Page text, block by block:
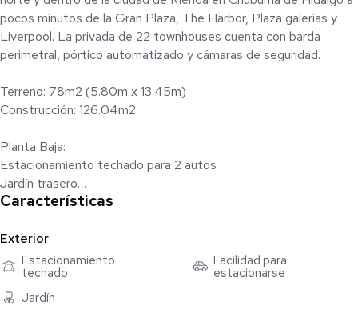
pocos minutos de la Gran Plaza, The Harbor, Plaza galerías y
Liverpool. La privada de 22 townhouses cuenta con barda
perimetral, pórtico automatizado y cámaras de seguridad.
Terreno: 78m2 (5.80m x 13.45m)
Construcción: 126.04m2
Planta Baja:
Estacionamiento techado para 2 autos
Jardín trasero
Pasillo de servicio
Comedor
Medio baño
Cocina
Desayunador
Características
Exterior
Estacionamiento
techado
Facilidad para
estacionarse
Jardín